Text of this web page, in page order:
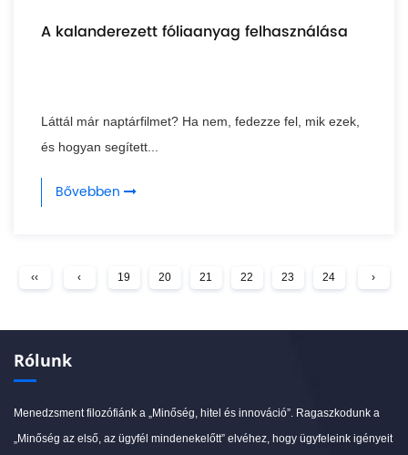
A kalanderezett fóliaanyag felhasználása
Láttál már naptárfilmet? Ha nem, fedezze fel, mik ezek,
és hogyan segített...
Bővebben
‹‹ ‹ 19 20 21 22 23 24 ›
Rólunk
Menedzsment filozófiánk a „Minőség, hitel és innováció”. Ragaszkodunk a
„Minőség az első, az ügyfél mindenekelőtt” elvéhez, hogy ügyfeleink igényeit